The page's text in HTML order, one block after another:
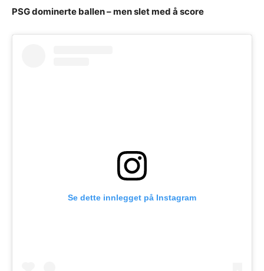
PSG dominerte ballen – men slet med å score
Se dette innlegget på Instagram